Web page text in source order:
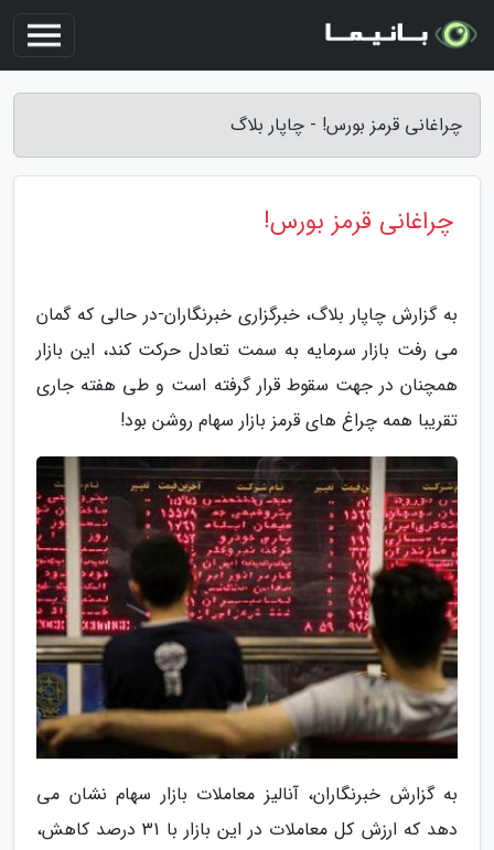
چراغانی قرمز بورس! - چاپار بلاگ
چراغانی قرمز بورس!
به گزارش چاپار بلاگ، خبرگزاری خبرنگاران-در حالی که گمان
می رفت بازار سرمایه به سمت تعادل حرکت کند، این بازار
همچنان در جهت سقوط قرار گرفته است و طی هفته جاری
تقریبا همه چراغ های قرمز بازار سهام روشن بود!
به گزارش خبرنگاران، آنالیز معاملات بازار سهام نشان می
دهد که ارزش کل معاملات در این بازار با 31 درصد کاهش،